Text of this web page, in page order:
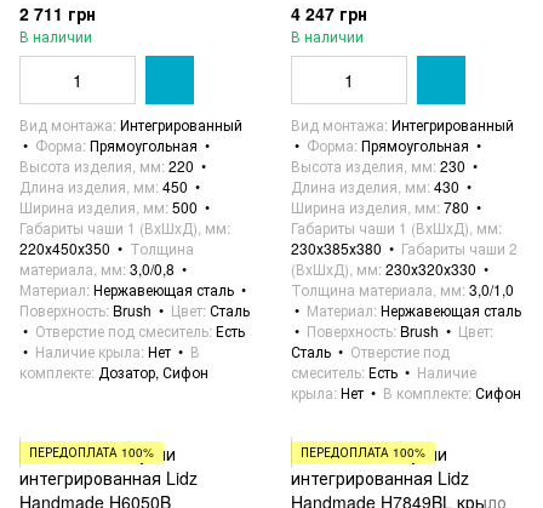
2 711 грн
В наличии
Вид монтажа Интегрированный
Форма Прямоугольная
Высота изделия, мм 220
Длина изделия, мм 450
Ширина изделия, мм 500
Габариты чаши 1 (ВхШхД), мм
220х450х350
Толщина
материала, мм 3,0/0,8
Материал Нержавеющая сталь
Поверхность Brush Цвет Сталь
Отверстие под смеситель Есть
Наличие крыла Нет
В
комплекте Дозатор, Сифон
4 247 грн
В наличии
Вид монтажа Интегрированный
Форма Прямоугольная
Высота изделия, мм 230
Длина изделия, мм 430
Ширина изделия, мм 780
Габариты чаши 1 (ВхШхД), мм
230х385х380
Габариты чаши 2
(ВхШхД), мм 230х320х330
Толщина материала, мм 3,0/1,0
Материал Нержавеющая сталь
Поверхность Brush
Цвет
Сталь
Отверстие под
смеситель Есть
Наличие
крыла Нет В комплекте Сифон
ПЕРЕДОПЛАТА 100% ПЕРЕДОПЛАТА 100%